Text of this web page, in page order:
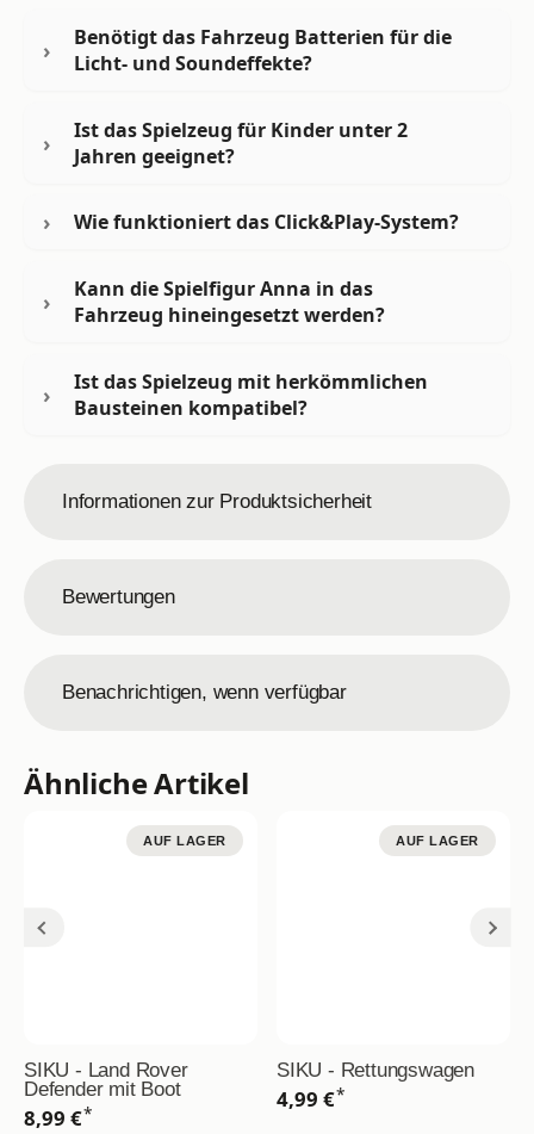
Benötigt das Fahrzeug Batterien für die
Licht- und Soundeffekte?
Ist das Spielzeug für Kinder unter 2
Jahren geeignet?
Wie funktioniert das Click&Play-System?
Kann die Spielfigur Anna in das
Fahrzeug hineingesetzt werden?
Ist das Spielzeug mit herkömmlichen
Bausteinen kompatibel?
Informationen zur Produktsicherheit
Bewertungen
Benachrichtigen, wenn verfügbar
Ähnliche Artikel
AUF LAGER
SIKU - Land Rover
Defender mit Boot
8,99 €*
AUF LAGER
SIKU - Rettungswagen
4,99 €*